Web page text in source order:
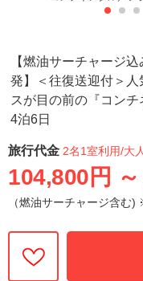
【燃油サーチャージ
発】＜往復送迎付＞
スが目の前の『コン
4泊6日
旅行代金 2名1室利用/大
104,800円 ～
（燃油サーチャージ含む